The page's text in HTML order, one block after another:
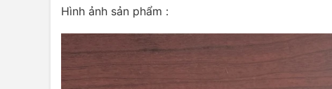
Hình ảnh sản phẩm :